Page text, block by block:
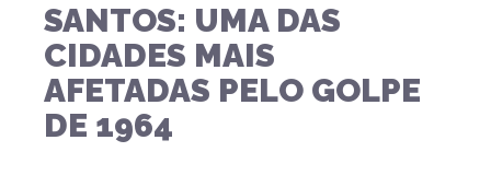
SANTOS: UMA DAS
CIDADES MAIS
AFETADAS PELO GOLPE
DE 1964